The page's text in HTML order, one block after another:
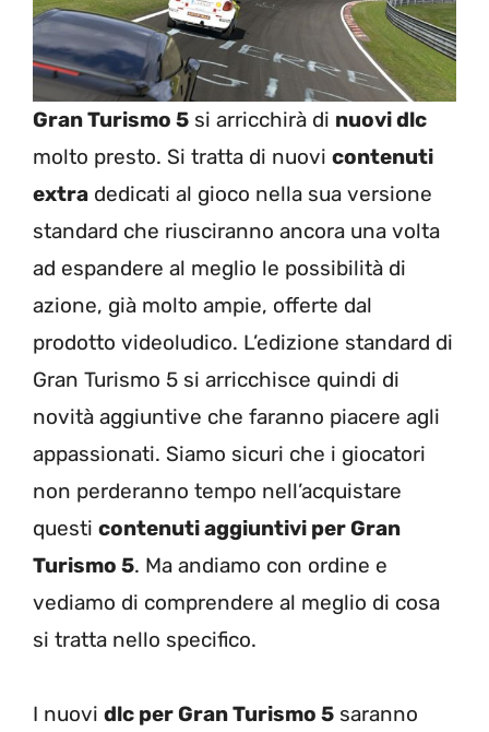
Gran Turismo 5 si arricchirà di nuovi dlc
molto presto. Si tratta di nuovi contenuti
extra dedicati al gioco nella sua versione
standard che riusciranno ancora una volta
ad espandere al meglio le possibilità di
azione, già molto ampie, offerte dal
prodotto videoludico. L’edizione standard di
Gran Turismo 5 si arricchisce quindi di
novità aggiuntive che faranno piacere agli
appassionati. Siamo sicuri che i giocatori
non perderanno tempo nell’acquistare
questi contenuti aggiuntivi per Gran
Turismo 5. Ma andiamo con ordine e
vediamo di comprendere al meglio di cosa
si tratta nello specifico.
I nuovi dlc per Gran Turismo 5 saranno